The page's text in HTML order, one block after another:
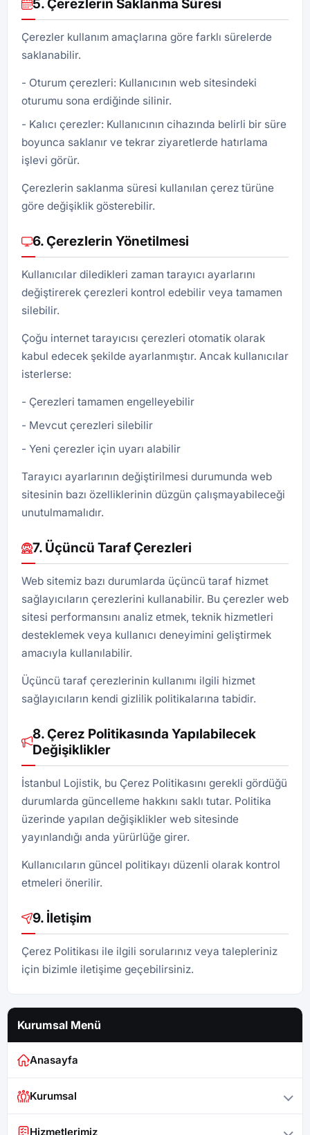
5. Çerezlerin Saklanma Süresi
Çerezler kullanım amaçlarına göre farklı sürelerde
saklanabilir.
Oturum çerezleri: Kullanıcının web sitesindeki
oturumu sona erdiğinde silinir.
Kalıcı çerezler: Kullanıcının cihazında belirli bir süre
boyunca saklanır ve tekrar ziyaretlerde hatırlama
işlevi görür.
Çerezlerin saklanma süresi kullanılan çerez türüne
göre değişiklik gösterebilir.
6. Çerezlerin Yönetilmesi
Kullanıcılar diledikleri zaman tarayıcı ayarlarını
değiştirerek çerezleri kontrol edebilir veya tamamen
silebilir.
Çoğu internet tarayıcısı çerezleri otomatik olarak
kabul edecek şekilde ayarlanmıştır. Ancak kullanıcılar
isterlerse:
Çerezleri tamamen engelleyebilir
Mevcut çerezleri silebilir
Yeni çerezler için uyarı alabilir
Tarayıcı ayarlarının değiştirilmesi durumunda web
sitesinin bazı özelliklerinin düzgün çalışmayabileceği
unutulmamalıdır.
7. Üçüncü Taraf Çerezleri
Web sitemiz bazı durumlarda üçüncü taraf hizmet
sağlayıcıların çerezlerini kullanabilir. Bu çerezler web
sitesi performansını analiz etmek, teknik hizmetleri
desteklemek veya kullanıcı deneyimini geliştirmek
amacıyla kullanılabilir.
Üçüncü taraf çerezlerinin kullanımı ilgili hizmet
sağlayıcıların kendi gizlilik politikalarına tabidir.
8. Çerez Politikasında Yapılabilecek
Değişiklikler
İstanbul Lojistik, bu Çerez Politikasını gerekli gördüğü
durumlarda güncelleme hakkını saklı tutar. Politika
üzerinde yapılan değişiklikler web sitesinde
yayınlandığı anda yürürlüğe girer.
Kullanıcıların güncel politikayı düzenli olarak kontrol
etmeleri önerilir.
9. İletişim
Çerez Politikası ile ilgili sorularınız veya talepleriniz
için bizimle iletişime geçebilirsiniz.
Kurumsal Menü
Anasayfa
Kurumsal
Hizmetlerimiz